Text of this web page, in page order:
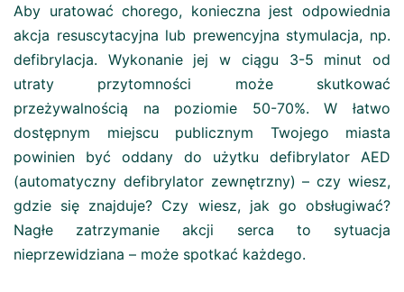
Aby uratować chorego, konieczna jest odpowiednia
akcja resuscytacyjna lub prewencyjna stymulacja, np.
defibrylacja. Wykonanie jej w ciągu 3-5 minut od
utraty przytomności może skutkować
przeżywalnością na poziomie 50-70%. W łatwo
dostępnym miejscu publicznym Twojego miasta
powinien być oddany do użytku defibrylator AED
(automatyczny defibrylator zewnętrzny) – czy wiesz,
gdzie się znajduje? Czy wiesz, jak go obsługiwać?
Nagłe zatrzymanie akcji serca to sytuacja
nieprzewidziana – może spotkać każdego.